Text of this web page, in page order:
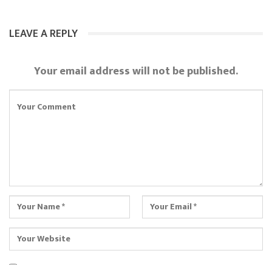
LEAVE A REPLY
Your email address will not be published.